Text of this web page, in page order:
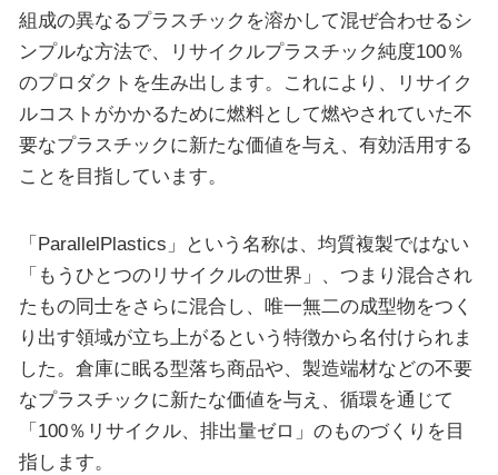
組成の異なるプラスチックを溶かして混ぜ合わせるシ
ンプルな方法で、リサイクルプラスチック純度100％
のプロダクトを生み出します。これにより、リサイク
ルコストがかかるために燃料として燃やされていた不
要なプラスチックに新たな価値を与え、有効活用する
ことを目指しています。
「ParallelPlastics」という名称は、均質複製ではない
「もうひとつのリサイクルの世界」、つまり混合され
たもの同士をさらに混合し、唯一無二の成型物をつく
り出す領域が立ち上がるという特徴から名付けられま
した。倉庫に眠る型落ち商品や、製造端材などの不要
なプラスチックに新たな価値を与え、循環を通じて
「100％リサイクル、排出量ゼロ」のものづくりを目
指します。